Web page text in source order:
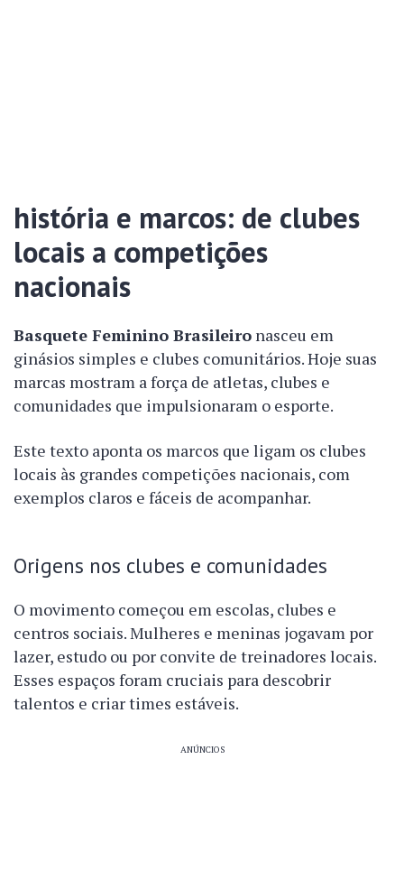
história e marcos: de clubes
locais a competições
nacionais
Basquete Feminino Brasileiro nasceu em
ginásios simples e clubes comunitários. Hoje suas
marcas mostram a força de atletas, clubes e
comunidades que impulsionaram o esporte.
Este texto aponta os marcos que ligam os clubes
locais às grandes competições nacionais, com
exemplos claros e fáceis de acompanhar.
Origens nos clubes e comunidades
O movimento começou em escolas, clubes e
centros sociais. Mulheres e meninas jogavam por
lazer, estudo ou por convite de treinadores locais.
Esses espaços foram cruciais para descobrir
talentos e criar times estáveis.
ANÚNCIOS